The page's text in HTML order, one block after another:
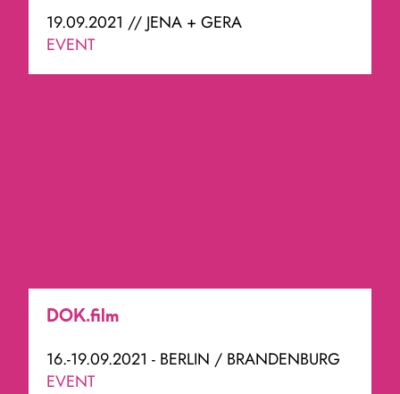
19.09.2021 // JENA + GERA
EVENT
DOK.film
16.-19.09.2021 - BERLIN / BRANDENBURG
EVENT